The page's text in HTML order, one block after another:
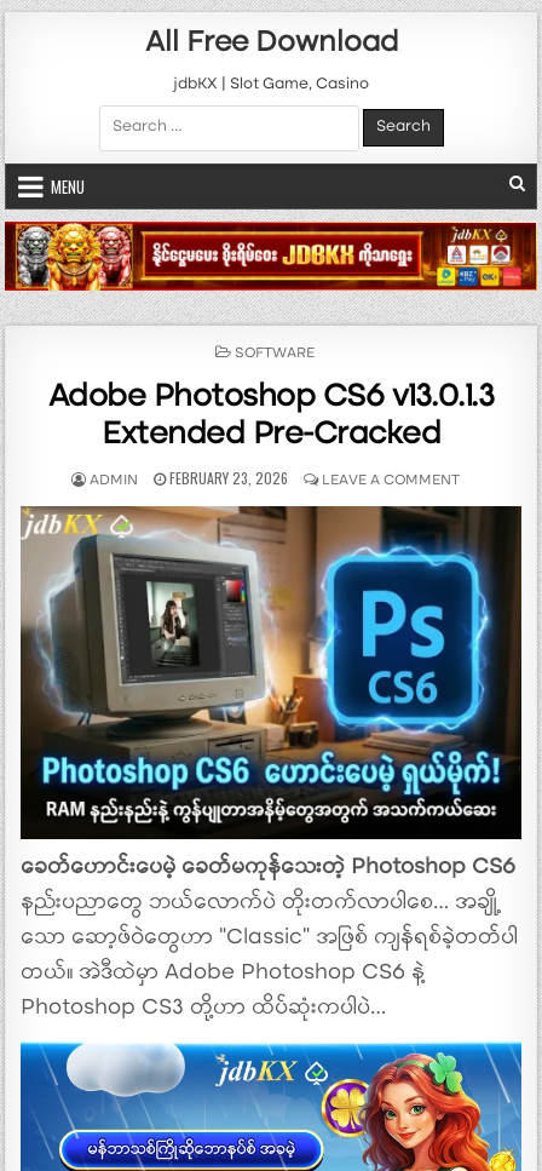
Skip to content
All Free Download
jdbKX | Slot Game, Casino
Search for:
MENU
POSTED IN
SOFTWARE
Adobe Photoshop CS6 v13.0.1.3
Extended Pre-Cracked
AUTHOR:
ADMIN PUBLISHED DATE:
FEBRUARY 23, 2026 LEAVE A COMMENTON ADOBE
ခေတ်ဟောင်းပေမဲ့ ခေတ်မကုန်သေးတဲ့ Photoshop CS6
နည်းပညာတွေ ဘယ်လောက်ပဲ တိုးတက်လာပါစေ… အချို့
သော ဆော့ဖ်ဝဲတွေဟာ “Classic” အဖြစ် ကျန်ရစ်ခဲ့တတ်ပါ
တယ်။ အဲဒီထဲမှာ Adobe Photoshop CS6 နဲ့
Photoshop CS3 တို့ဟာ ထိပ်ဆုံးကပါပဲ…